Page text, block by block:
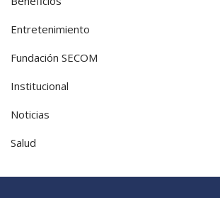
Entretenimiento
Fundación SECOM
Institucional
Noticias
Salud